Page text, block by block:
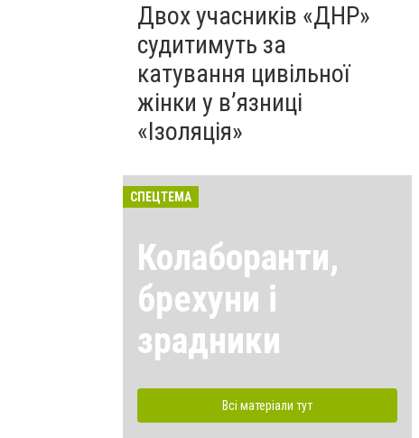
Двох учасників «ДНР»
судитимуть за
катування цивільної
жінки у в’язниці
«Ізоляція»
СПЕЦТЕМА
Колаборанти,
брехуни і
зрадники
Всі матеріали тут